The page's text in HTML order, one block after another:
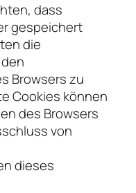
dass
gespeichert
die
Browsers zu
Cookies können
des Browsers
von
dieses